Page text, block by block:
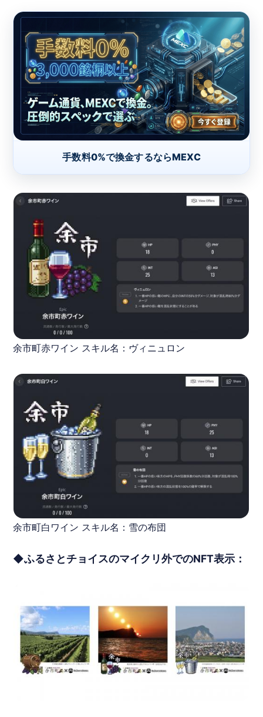
手数料0%で換金するならMEXC
余市町赤ワイン スキル名：ヴィニュロン
余市町白ワイン スキル名：雪の布団
◆ふるさとチョイスのマイクリ外でのNFT表示：